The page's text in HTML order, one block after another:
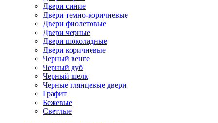
Двери синие
Двери темно-коричневые
Двери фиолетовые
Двери черные
Двери шоколадные
Двери коричневые
Черный венге
Черный дуб
Черный шелк
Черные глянцевые двери
Графит
Бежевые
Светлые